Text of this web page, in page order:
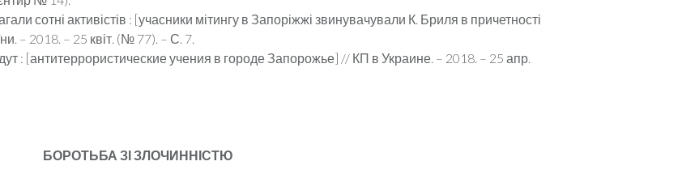
сотні активістів : [учасники мітингу в Запоріжжі звинувачували К. Бриля в причетності
– 2018. – 25 квіт. (№ 77). – С. 7.
: [антитеррористические учения в городе Запорожье] // КП в Украине. – 2018. – 25 апр.
БОРОТЬБА ЗІ ЗЛОЧИННІСТЮ